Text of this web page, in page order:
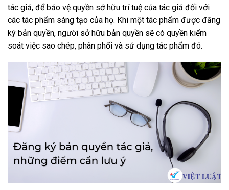
tác giả, để bảo vệ quyền sở hữu trí tuệ của tác giả đối với
các tác phẩm sáng tạo của họ. Khi một tác phẩm được đăng
ký bản quyền, người sở hữu bản quyền sẽ có quyền kiểm
soát việc sao chép, phân phối và sử dụng tác phẩm đó.